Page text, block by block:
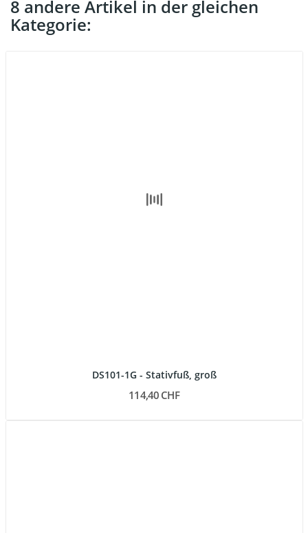
8 andere Artikel in der gleichen
Kategorie:
DS101-1G - Stativfuß, groß
114,40 CHF